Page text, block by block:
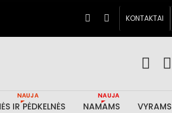
KONTAKTAI
IR PĖDKELNĖS
NAUJA
NAMAMS
NAUJA
VYRAMS